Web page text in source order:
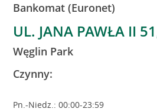
Bankomat (Euronet)
UL. JANA PAWŁA II
Węglin Park
Czynny:
Pn.-Niedz.: 00:00-23:59